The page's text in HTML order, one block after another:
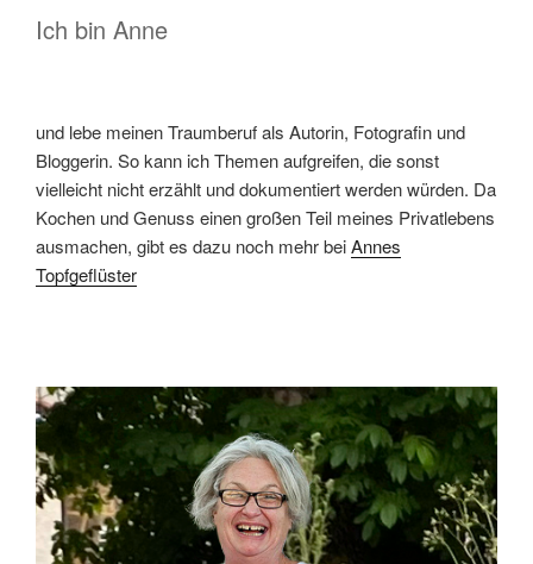
Ich bin Anne
und lebe meinen Traumberuf als Autorin, Fotografin und
Bloggerin. So kann ich Themen aufgreifen, die sonst
vielleicht nicht erzählt und dokumentiert werden würden. Da
Kochen und Genuss einen großen Teil meines Privatlebens
ausmachen, gibt es dazu noch mehr beiAnnes
Topfgeflüster